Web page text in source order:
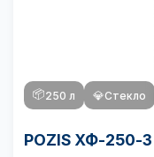
📦250 л 💎Стекло
POZIS ХФ-250-3